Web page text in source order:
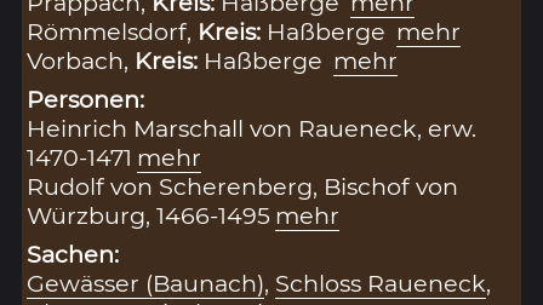
Römmelsdorf, Kreis: Haßberge mehr
Vorbach, Kreis: Haßberge mehr
Personen:
Heinrich Marschall von Raueneck, erw.
1470-1471 mehr
Rudolf von Scherenberg, Bischof von
Würzburg, 1466-1495 mehr
Sachen:
Gewässer (Baunach), Schloss Raueneck,